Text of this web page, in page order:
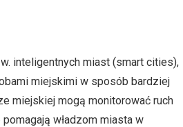
inteligentnych miast (smart cities),
miejskimi w sposób bardziej
miejskiej mogą monitorować ruch
władzom miasta w